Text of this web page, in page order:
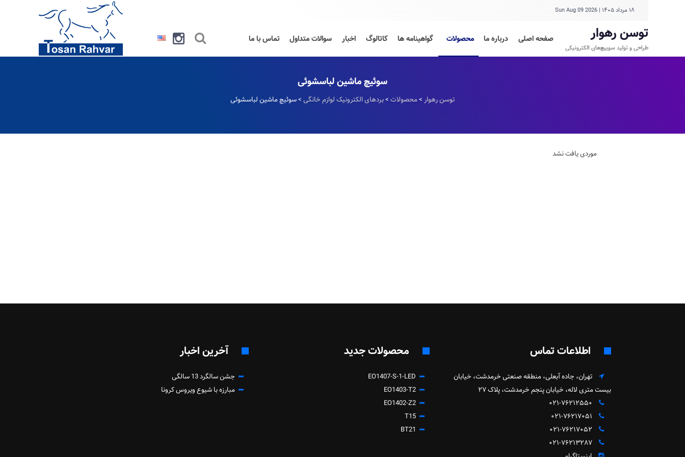
۱۸ مرداد ۱۴۰۵ |
Sun Aug 09 2026
توسن رهوار
طراحی و تولید سوییچ‌های الکترونیکی
صفحه اصلی درباره ما محصولات گواهینامه ها کاتالوگ اخبار سوالات متداول تماس با ما
سوئیچ ماشین لباسشوئی
توسن رهوار >محصولات>بردهای الکترونیک لوازم خانگی>سوئیچ ماشین لباسشوئی
موردی یافت نشد
اطلاعات تماس
تهران، جاده آبعلی، منطقه صنعتی خرمدشت، خیابان
بیست متری لاله، خیابان پنجم خرمدشت، پلاک ۲۷
۰۲۱-۷۶۲۱۲۵۵۰
۰۲۱-۷۶۲۱۷۰۵۱
۰۲۱-۷۶۲۱۷۰۵۲
۰۲۱-۷۶۲۱۳۲۸۷
محصولات جدید
EO1407-S-1-LED
EO1403-T2
EO1402-Z2
T15
BT21
آخرین اخبار
جشن سالگرد 13 سالگی
مبارزه با شیوع ویروس کرونا